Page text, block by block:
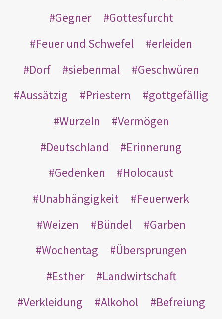
Gegner
Gottesfurcht
Feuer und Schwefel
erleiden
Dorf
siebenmal
Geschwüren
Aussätzig
Priestern
gottgefällig
Wurzeln
Vermögen
Deutschland
Erinnerung
Gedenken
Holocaust
Unabhängigkeit
Feuerwerk
Weizen
Bündel
Garben
Wochentag
Übersprungen
Esther
Landwirtschaft
Verkleidung
Alkohol
Befreiung